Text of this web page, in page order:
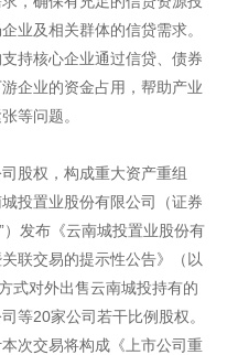
业及相关群体的信贷需求。
持核心企业通过信贷、债券
企业的资金占用，帮助产业
等问题。
股权，构成重大资产重组
投置业股份有限公司（证券
发布《云南城投置业股份有
联交易的提示性公告》（以
式对外出售云南城投持有的
等20家公司若干比例股权。
次交易将构成《上市公司重